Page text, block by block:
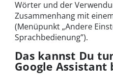
Wörter und der
Zusammenhang mit
(Menüpunkt „Andere
Sprachbedienung”).
Das kannst Du
Google